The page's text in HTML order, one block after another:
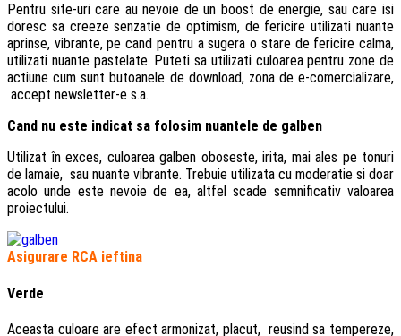
Pentru site-uri care au nevoie de un boost de energie, sau care isi
doresc sa creeze senzatie de optimism, de fericire utilizati nuante
aprinse, vibrante, pe cand pentru a sugera o stare de fericire calma,
utilizati nuante pastelate. Puteti sa utilizati culoarea pentru zone de
actiune cum sunt butoanele de download, zona de e-comercializare,
accept newsletter-e s.a.
Cand nu este indicat sa folosim nuantele de galben
Utilizat în exces, culoarea galben oboseste, irita, mai ales pe tonuri
de lamaie, sau nuante vibrante. Trebuie utilizata cu moderatie si doar
acolo unde este nevoie de ea, altfel scade semnificativ valoarea
proiectului.
Asigurare RCA ieftina
Verde
Aceasta culoare are efect armonizat, placut, reusind sa tempereze,